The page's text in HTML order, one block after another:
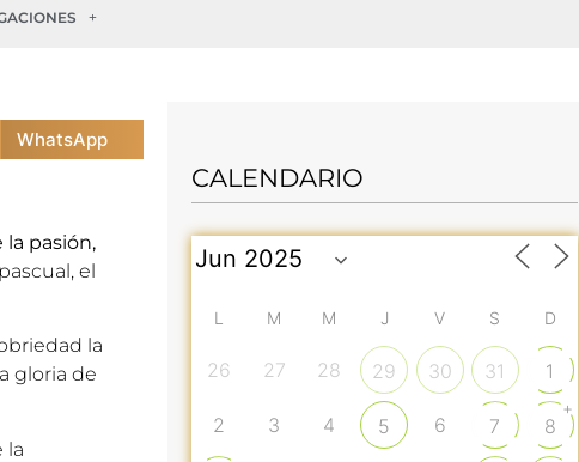
WhatsApp
pasión,
el
la
gloria de
la
CALENDARIO
L M M J V S D
26 27 28 29 30 31 1
2 3 4 5 6 7 8
+